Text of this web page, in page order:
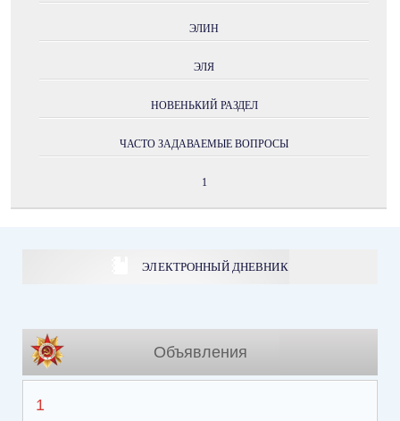
ЭЛИН
ЭЛЯ
НОВЕНЬКИЙ РАЗДЕЛ
ЧАСТО ЗАДАВАЕМЫЕ ВОПРОСЫ
1
ЭЛЕКТРОННЫЙ ДНЕВНИК
Объявления
1